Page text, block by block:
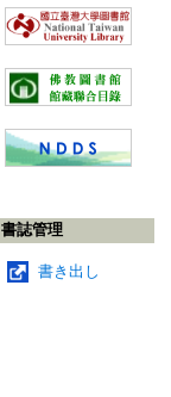
書誌管理
書き出し